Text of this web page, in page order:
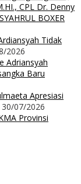
CPL Dr. Denny
BOXER
Tidak
2026
Adriansyah
Baru
Apresiasi
30/07/2026
Provinsi